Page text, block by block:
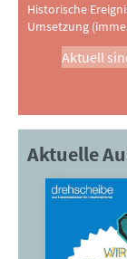
Historische
Umsetzung
Aktuell
Aktuelle